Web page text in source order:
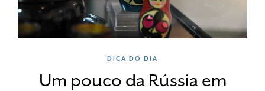
DICA DO DIA
Um pouco da Rússia em